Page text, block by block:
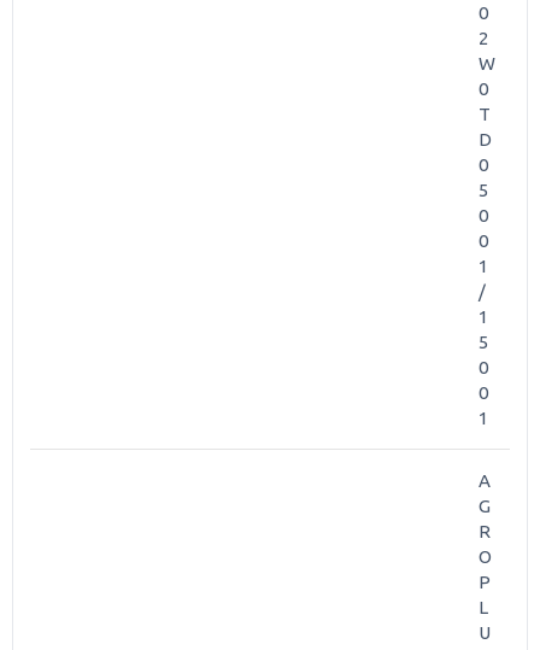
0
2
W
0
T
D
0
5
0
0
1
/
1
5
0
0
1
A
G
R
O
P
L
U